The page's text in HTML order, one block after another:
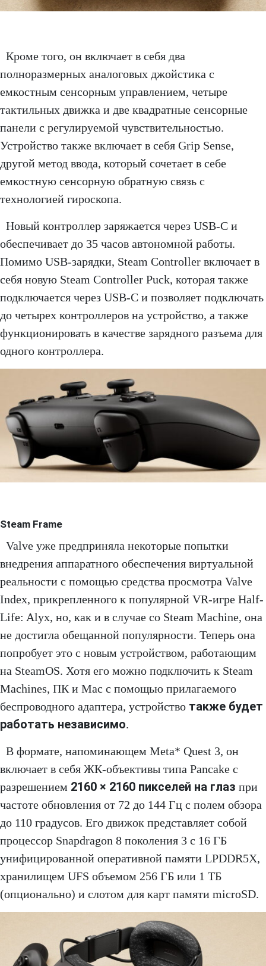
Кроме того, он включает в себя два
полноразмерных аналоговых джойстика с
емкостным сенсорным управлением, четыре
тактильных движка и две квадратные сенсорные
панели с регулируемой чувствительностью.
Устройство также включает в себя Grip Sense,
другой метод ввода, который сочетает в себе
емкостную сенсорную обратную связь с
технологией гироскопа.
Новый контроллер заряжается через USB-C и
обеспечивает до 35 часов автономной работы.
Помимо USB-зарядки, Steam Controller включает в
себя новую Steam Controller Puck, которая также
подключается через USB-C и позволяет подключать
до четырех контроллеров на устройство, а также
функционировать в качестве зарядного разъема для
одного контроллера.
Steam Frame
Valve уже предприняла некоторые попытки
внедрения аппаратного обеспечения виртуальной
реальности с помощью средства просмотра Valve
Index, прикрепленного к популярной VR-игре Half-
Life: Alyx, но, как и в случае со Steam Machine, она
не достигла обещанной популярности. Теперь она
попробует это с новым устройством, работающим
на SteamOS. Хотя его можно подключить к Steam
Machines, ПК и Mac с помощью прилагаемого
беспроводного адаптера, устройство также будет
работать независимо.
В формате, напоминающем Meta* Quest 3, он
включает в себя ЖК-объективы типа Pancake с
разрешением 2160 × 2160 пикселей на глаз при
частоте обновления от 72 до 144 Гц с полем обзора
до 110 градусов. Его движок представляет собой
процессор Snapdragon 8 поколения 3 с 16 ГБ
унифицированной оперативной памяти LPDDR5X,
хранилищем UFS объемом 256 ГБ или 1 ТБ
(опционально) и слотом для карт памяти microSD.